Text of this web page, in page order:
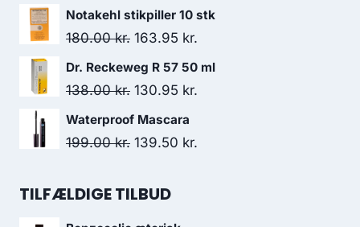
52.95 kr..42.95 kr..
oprindelige
pris
172.00 kr..
aktuelle
pris
Notakehl stikpiller 10 stk
180.00kr. Den
oprindelige
pris
180.00 kr..
163.95 kr.
aktuelle
Dr. Reckeweg R 57 50 ml
138.00kr. Den
oprindelige
pris
138.00 kr..
130.95 kr.
Waterproof Mascara
199.00kr. Den
pris
139.50 kr.
TILFÆLDIGE TILBUD